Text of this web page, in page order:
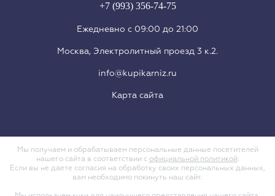
+7 (993) 356-74-75
Eжедневно с 09:00 до 21:00
Москва, Электролитный проезд 3 к.2.
info@kupikarniz.ru
Карта сайта
Мы получаем и обрабатываем персональные данные посетителей
нашего сайта в соответствии с официальной политикой.
Если вы не даете согласия на обработку своих персональных данных,
вам необходимо покинуть наш сайт.